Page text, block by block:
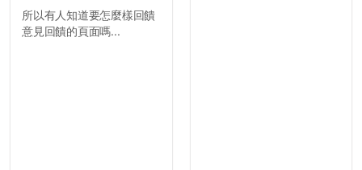
所以有人知道要怎麼樣回饋
意見回饋的頁面嗎...